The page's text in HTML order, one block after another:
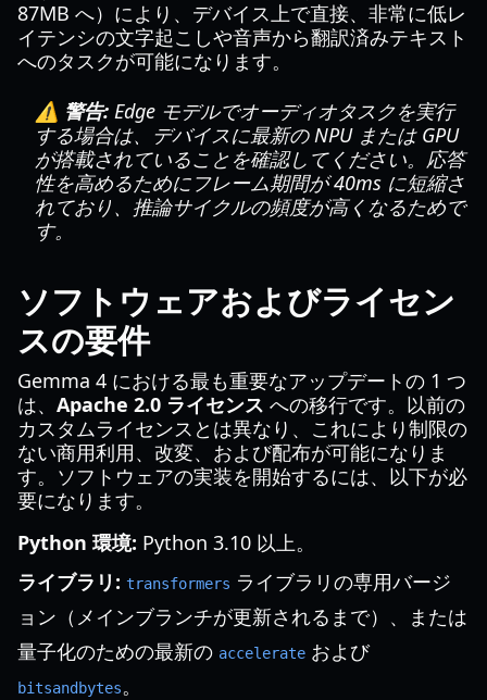
87MB へ）により、デバイス上で直接、非常に低レ
イテンシの文字起こしや音声から翻訳済みテキスト
へのタスクが可能になります。
⚠️ 警告: Edge モデルでオーディオタスクを実行
する場合は、デバイスに最新の NPU または GPU
が搭載されていることを確認してください。応答
性を高めるためにフレーム期間が 40ms に短縮さ
れており、推論サイクルの頻度が高くなるためで
す。
ソフトウェアおよびライセン
スの要件
Gemma 4 における最も重要なアップデートの 1 つ
は、 Apache 2.0 ライセンス への移行です。以前の
カスタムライセンスとは異なり、これにより制限の
ない商用利用、改変、および配布が可能になりま
す。ソフトウェアの実装を開始するには、以下が必
要になります。
Python 環境: Python 3.10 以上。
ライブラリ: transformers ライブラリの専用バージ
ョン（メインブランチが更新されるまで）、または
量子化のための最新の accelerate および
bitsandbytes。